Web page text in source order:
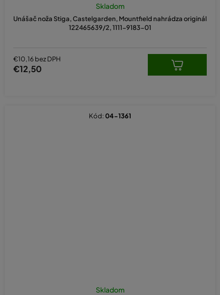
Unášač noža Stiga, Castelgarden, Mountfield nahrádza originál
122465639/2, 1111-9183-01
Skladom
€10,16 bez DPH
€12,50
Skladom
Kód:04-1361